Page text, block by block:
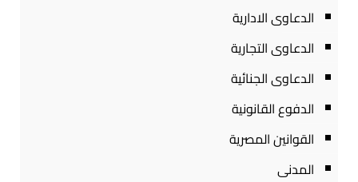
الدعاوى الادارية
الدعاوى التجارية
الدعاوى الجنائية
الدفوع القانونية
القوانين المصرية
المدنى